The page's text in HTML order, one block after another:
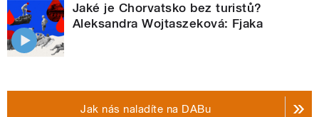
Jaké je Chorvatsko bez turistů?
Aleksandra Wojtaszeková: Fjaka
Jak nás naladíte na DABu